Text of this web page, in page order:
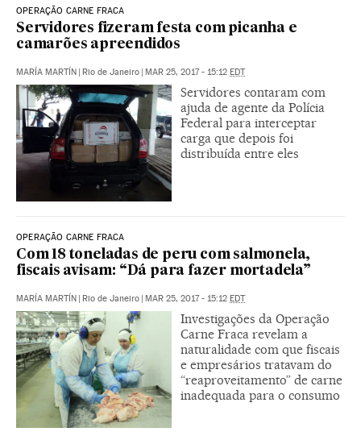
OPERAÇÃO CARNE FRACA
Servidores fizeram festa com picanha e
camarões apreendidos
MARÍA MARTÍN | Rio de Janeiro | MAR 25, 2017 - 15:12 EDT
Servidores contaram com
ajuda de agente da Polícia
Federal para interceptar
carga que depois foi
distribuída entre eles
OPERAÇÃO CARNE FRACA
Com 18 toneladas de peru com salmonela,
fiscais avisam: “Dá para fazer mortadela”
MARÍA MARTÍN | Rio de Janeiro | MAR 25, 2017 - 15:12 EDT
Investigações da Operação
Carne Fraca revelam a
naturalidade com que fiscais
e empresários tratavam do
“reaproveitamento” de carne
inadequada para o consumo